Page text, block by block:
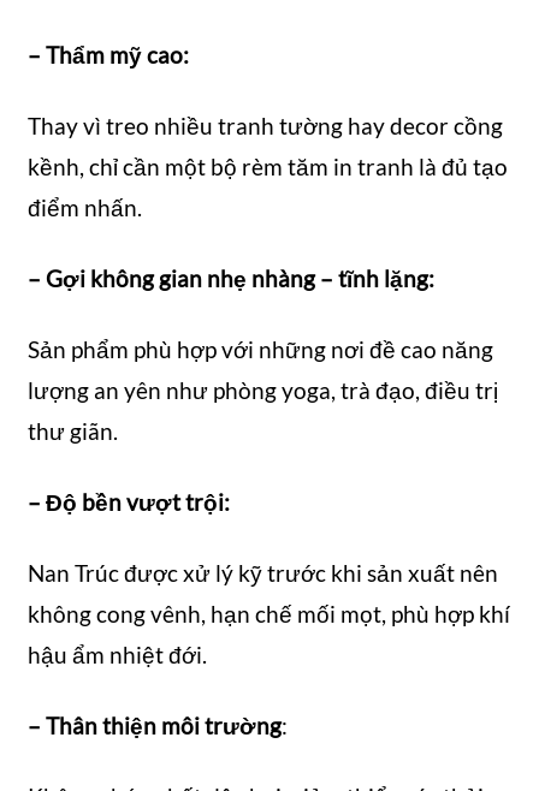
– Thẩm mỹ cao:
Thay vì treo nhiều tranh tường hay decor cồng
kềnh, chỉ cần một bộ rèm tăm in tranh là đủ tạo
điểm nhấn.
– Gợi không gian nhẹ nhàng – tĩnh lặng:
Sản phẩm phù hợp với những nơi đề cao năng
lượng an yên như phòng yoga, trà đạo, điều trị
thư giãn.
– Độ bền vượt trội:
Nan Trúc được xử lý kỹ trước khi sản xuất nên
không cong vênh, hạn chế mối mọt, phù hợp khí
hậu ẩm nhiệt đới.
– Thân thiện môi trường: